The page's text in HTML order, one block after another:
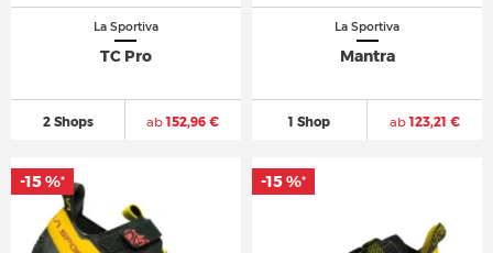
La Sportiva
TC Pro
2 Shops ab152,96 €
La Sportiva
Mantra
1 Shop ab123,21 €
-15 %* -15 %*